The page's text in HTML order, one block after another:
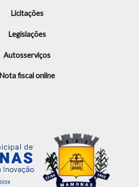
Licitações
Legislações
Autosserviços
Nota fiscal online